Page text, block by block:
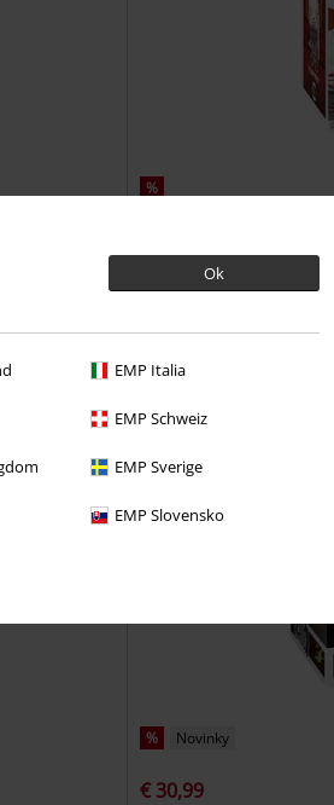
Ok
EMP Italia
EMP Schweiz
EMP Sverige
EMP Slovensko
%
Vinylová figúrka č.2030
% Novinky
€ 30,99